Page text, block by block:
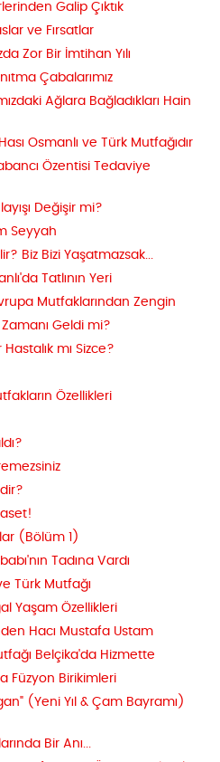
Galip Çıktık
ve Fırsatlar
Zor Bir İmtihan Yılı
Çabalarımız
Ağlara Bağladıkları Hain
Osmanlı ve Türk Mutfağıdır
Özentisi Tedaviye
Değişir mi?
Seyyah
Biz Bizi Yaşatmazsak...
Tatlının Yeri
Mutfaklarından Zengin
Geldi mi?
mı Sizce?
Özellikleri
(Bölüm 1)
Tadına Vardı
Türk Mutfağı
Yaşam Özellikleri
Hacı Mustafa Ustam
Belçika'da Hizmette
Füzyon Birikimleri
(Yeni Yıl & Çam Bayramı)
Bir Anı...